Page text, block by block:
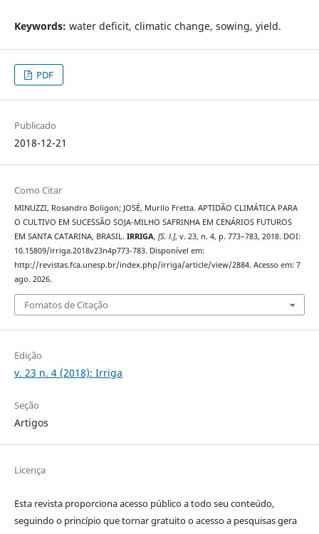
Keywords: water deficit, climatic change, sowing, yield.
PDF
Publicado
2018-12-21
Como Citar
MINUZZI, Rosandro Boligon; JOSÉ, Murilo Fretta. APTIDÃO CLIMÁTICA PARA
O CULTIVO EM SUCESSÃO SOJA-MILHO SAFRINHA EM CENÁRIOS FUTUROS
EM SANTA CATARINA, BRASIL. IRRIGA, [S. l.], v. 23, n. 4, p. 773–783, 2018. DOI:
10.15809/irriga.2018v23n4p773-783. Disponível em:
http://revistas.fca.unesp.br/index.php/irriga/article/view/2884. Acesso em: 7
ago. 2026.
Fomatos de Citação
Edição
v. 23 n. 4 (2018): Irriga
Seção
Artigos
Licença
Esta revista proporciona acesso público a todo seu conteúdo,
seguindo o princípio que tornar gratuito o acesso a pesquisas gera